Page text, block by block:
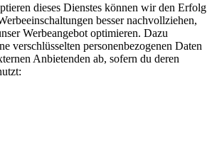
dieses Dienstes können wir den Erfolg
besser nachvollziehen,
Werbeangebot optimieren. Dazu
verschlüsselten personenbezogenen Daten
Anbietenden ab, sofern du deren